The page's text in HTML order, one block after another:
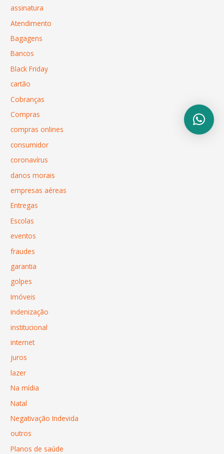
assinatura
Atendimento
Bagagens
Bancos
Black Friday
cartão
Cobranças
Compras
compras onlines
consumidor
coronavírus
danos morais
empresas aéreas
Entregas
Escolas
eventos
fraudes
garantia
golpes
Imóveis
indenização
institucional
internet
juros
lazer
Na mídia
Natal
Negativação Indevida
outros
Planos de saúde